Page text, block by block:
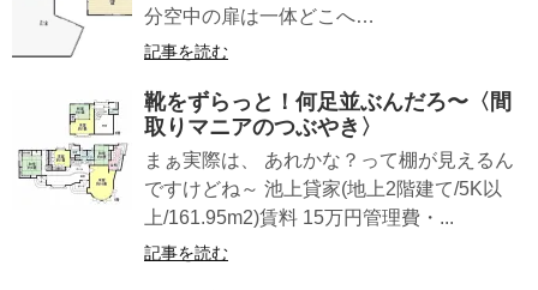
分空中の扉は一体どこへ…
記事を読む
靴をずらっと！何足並ぶんだろ〜〈間
取りマニアのつぶやき〉
まぁ実際は、 あれかな？って棚が見えるん
ですけどね～ 池上貸家(地上2階建て/5K以
上/161.95m2)賃料 15万円管理費・...
記事を読む